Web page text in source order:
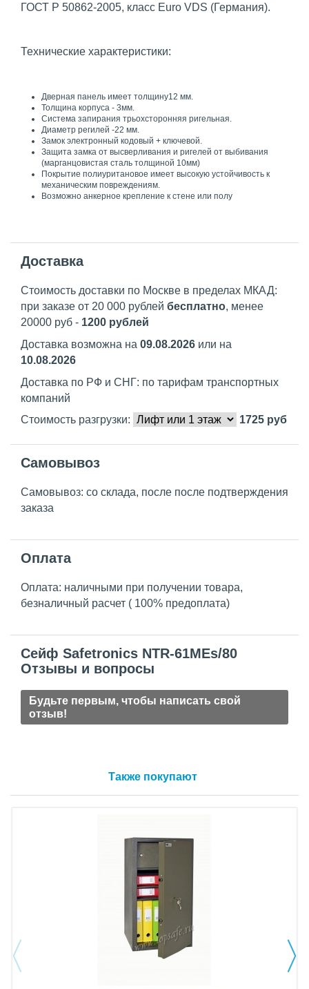
ГОСТ Р 50862-2005, класс Euro VDS (Германия).
Технические характеристики:
Дверная панель имеет толщину12 мм.
Толщина корпуса - 3мм.
Система запирания трьохсторонняя ригельная.
Диаметр регилей -22 мм.
Замок электронный кодовый + ключевой.
Защита замка от высверливания и ригелей от выбивания
(марганцовистая сталь толщиной 10мм)
Покрытие полиуритановое имеет высокую устойчивость к
механическим повреждениям.
Возможно анкерное крепление к стене или полу
Доставка
Стоимость доставки по Москве в пределах МКАД:
при заказе от 20 000 рублей бесплатно, менее
20000 руб - 1200 рублей
Доставка возможна на 09.08.2026 или на
10.08.2026
Доставка по РФ и СНГ: по тарифам транспортных
компаний
Стоимость разгрузки:
1725 руб
Самовывоз
Самовывоз: со склада, после после подтверждения
заказа
Оплата
Оплата: наличными при получении товара,
безналичный расчет ( 100% предоплата)
Сейф Safetronics NTR-61MEs/80
Отзывы и вопросы
Будьте первым, чтобы написать свой
отзыв!
Также покупают